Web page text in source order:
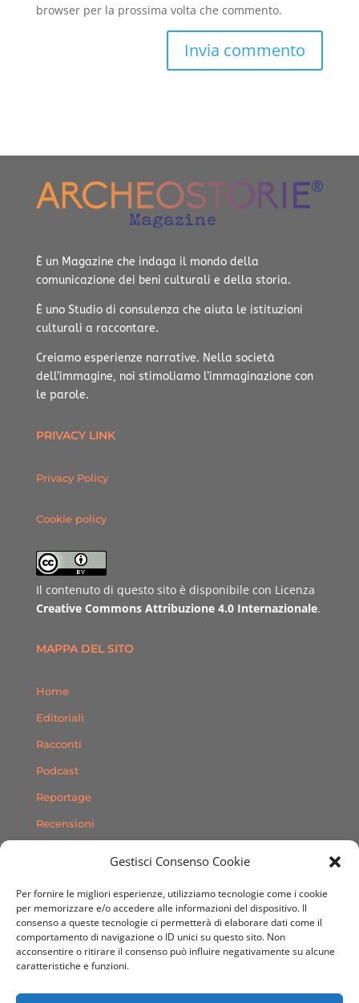
Gestisci Consenso Cookie
Per fornire le migliori esperienze, utilizziamo tecnologie come i cookie
per memorizzare e/o accedere alle informazioni del dispositivo. Il
consenso a queste tecnologie ci permetterà di elaborare dati come il
comportamento di navigazione o ID unici su questo sito. Non
acconsentire o ritirare il consenso può influire negativamente su alcune
caratteristiche e funzioni.
browser per la prossima volta che commento.
È un Magazine che indaga il mondo della
comunicazione dei beni culturali e della storia.
È uno Studio di consulenza che aiuta le istituzioni
culturali a raccontare.
Creiamo esperienze narrative. Nella società
dell’immagine, noi stimoliamo l’immaginazione con
le parole.
PRIVACY LINK
Privacy Policy
Cookie policy
Il contenuto di questo sito è disponibile con Licenza
Creative Commons Attribuzione 4.0 Internazionale.
MAPPA DEL SITO
Home
Editoriali
Racconti
Podcast
Reportage
Recensioni
Contatti
SEGUICI SUI SOCIAL